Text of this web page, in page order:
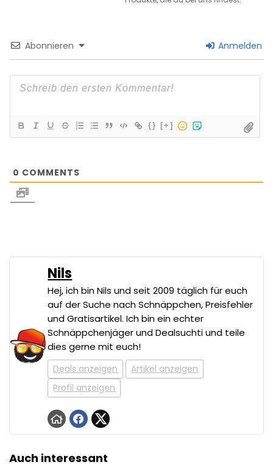
Abonnieren Anmelden
{} [+]
0 COMMENTS
Nils
Hej, ich bin Nils und seit 2009 täglich für euch
auf der Suche nach Schnäppchen, Preisfehler
und Gratisartikel. Ich bin ein echter
Schnäppchenjäger und Dealsuchti und teile
dies gerne mit euch!
Deals anzeigen
Artikel anzeigen
Profil anzeigen
Auch interessant